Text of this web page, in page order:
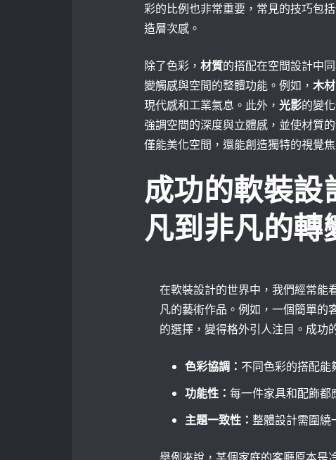
彩的比例也非常重要，常見的技巧包
造層次感。
除了色彩， 材質的搭配在空間設計中
變觸感與空間的整體功能。例如， 木材
現代感和工業氣息。此外， 光影的變
強調空間的深度與立體感，並使材質
僅能美化空間，還能創造獨特的視覺焦
成功的軟裝設
凡到非凡的轉
在軟裝設計的世界中，我們經常能
凡的藝術作品。例如，一個簡單的
的選擇，變得格外引人注目。成功
色彩協調： 不同色彩的搭配能
功能性： 每一件家具和配飾都
主題一致性： 整體設計需圍繞